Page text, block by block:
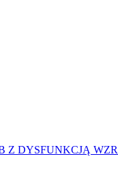
Z DYSFUNKCJĄ